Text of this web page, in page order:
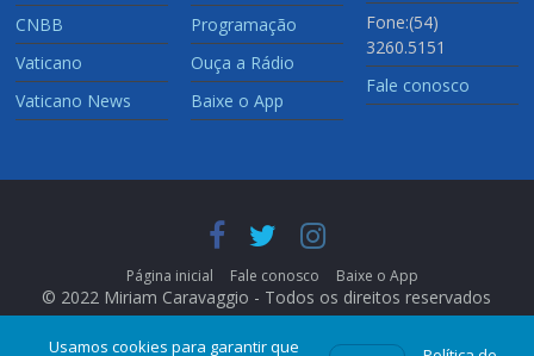
CNBB
Vaticano
Vaticano News
Programação
Ouça a Rádio
Baixe o App
Fone:(54)
3260.5151
Fale conosco
Página inicial Fale conosco Baixe o App
© 2022 Miriam Caravaggio - Todos os direitos reservados
Usamos cookies para garantir que